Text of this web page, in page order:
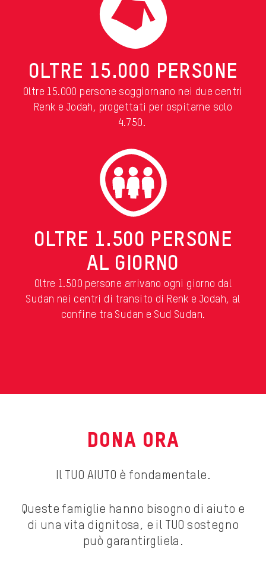
OLTRE 15.000 PERSONE
Oltre 15.000 persone soggiornano nei due centri
Renk e Jodah , progettati per ospitarne solo
4.750.
OLTRE 1.500 PERSONE
AL GIORNO
Oltre 1.500 persone arrivano ogni giorno dal
Sudan nei centri di transito di Renk e Jodah, al
confine tra Sudan e Sud Sudan.
DONA ORA
Il TUO AIUTO è fondamentale.
Queste famiglie hanno bisogno di aiuto e
di una vita dignitosa, e il TUO sostegno
può garantirgliela.